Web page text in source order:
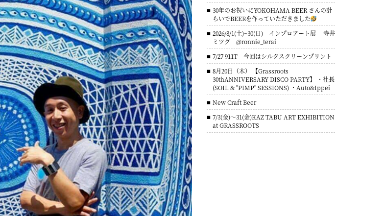
30年のお祝いにYOKOHAMA BEER さんの計
らいでBEERを作っていただきました
2026/8/1(土)~30(日) インプロアート展 寺井
ミツグ @ronnie_terai
7/27 911T 今回はシルクスクリーンプリント
8月20日（木） 【Grassroots
30thANNIVERSARY DISCO PARTY】 ・社長
(SOIL & "PIMP" SESSIONS) ・Auto&Ippei
New Craft Beer
7/3(金)～31(金)KAZ TABU ART EXHIBITION
at GRASSROOTS